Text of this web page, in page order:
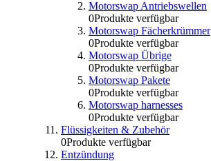
Motorswap Antriebswellen
0Produkte verfügbar
Motorswap Fächerkrümmer
0Produkte verfügbar
Motorswap Übrige
0Produkte verfügbar
Motorswap Pakete
0Produkte verfügbar
Motorswap harnesses
0Produkte verfügbar
Flüssigkeiten & Zubehör
0Produkte verfügbar
Entzündung